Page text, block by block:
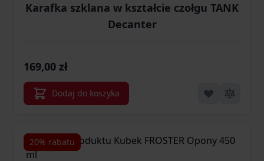
Karafka szklana w kształcie czołgu TANK
Decanter
169,00 zł
Dodaj do koszyka
20% rabatu